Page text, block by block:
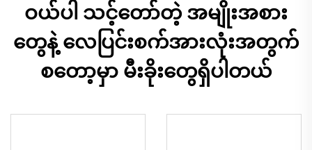
ဝယ်ပါ သင့်တော်တဲ့ အမျိုးအစား
တွေနဲ့ လေပြင်းစက်အားလုံးအတွက်
စတော့မှာ မီးခိုးတွေရှိပါတယ်